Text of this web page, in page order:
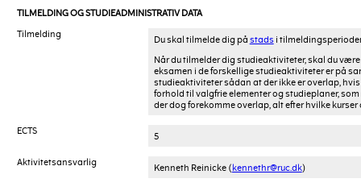
TILMELDING OG STUDIEADMINISTRATIV DATA
Tilmelding
Du skal tilmelde dig på stadsi
Når du tilmelder dig studieaktiviteter, skal du
eksamen i de forskellige studieaktiviteter er på
studieaktiviteter sådan at der ikke er overlap,
forhold til valgfrie elementer og studieplaner,
der dog forekomme overlap, alt efter hvilke kurser
ECTS 5
Aktivitetsansvarlig Kenneth Reinicke (kennethr@ruc.dk)